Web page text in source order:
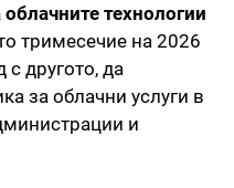
технологии
тримесечие на 2026
другото, да
за облачни услуги в
и